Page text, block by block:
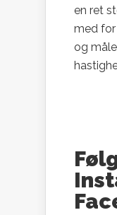
en ret
med
og